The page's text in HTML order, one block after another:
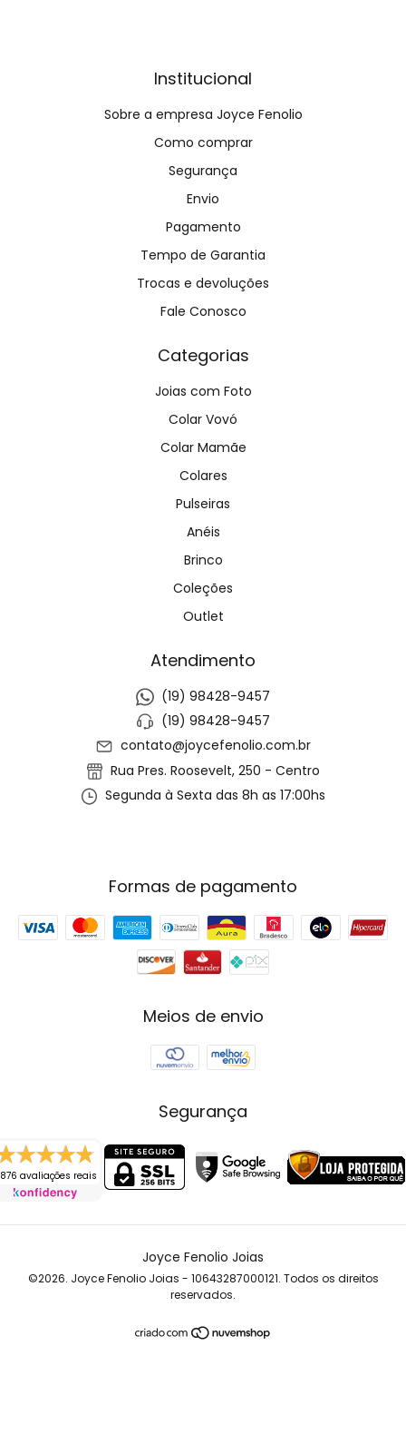
Institucional
Sobre a empresa Joyce Fenolio
Como comprar
Segurança
Envio
Pagamento
Tempo de Garantia
Trocas e devoluções
Fale Conosco
Categorias
Joias com Foto
Colar Vovó
Colar Mamãe
Colares
Pulseiras
Anéis
Brinco
Coleções
Outlet
Atendimento
(19) 98428-9457
(19) 98428-9457
contato@joycefenolio.com.br
Rua Pres. Roosevelt, 250 - Centro
Segunda à Sexta das 8h as 17:00hs
Formas de pagamento
Meios de envio
Segurança
avaliações reais
Joyce Fenolio Joias
©2026. Joyce Fenolio Joias - 10643287000121. Todos os direitos
reservados.